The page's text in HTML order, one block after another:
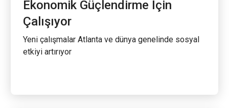
Ekonomik Güçlendirme İçin
Çalışıyor
Yeni çalışmalar Atlanta ve dünya genelinde sosyal
etkiyi artırıyor